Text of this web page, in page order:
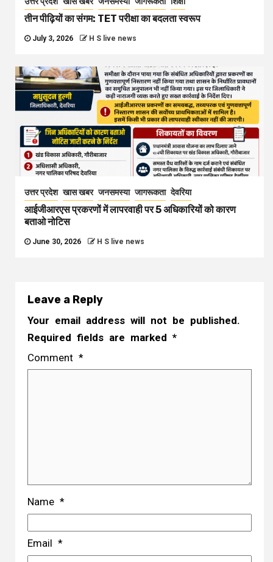
तीन पीढ़ियों का संगम: TET परीक्षा का बदलता स्वरूप
July 3, 2026 H S live news
उत्तर प्रदेश खास खबर जनसमस्या जागरूकता देवरिया
आईजीआरएस प्रकरणों में लापरवाही पर 5 अधिकारियों को कारण
बताओ नोटिस
June 30, 2026 H S live news
Leave a Reply
Your email address will not be published.
Required fields are marked *
Comment *
Name *
Email *